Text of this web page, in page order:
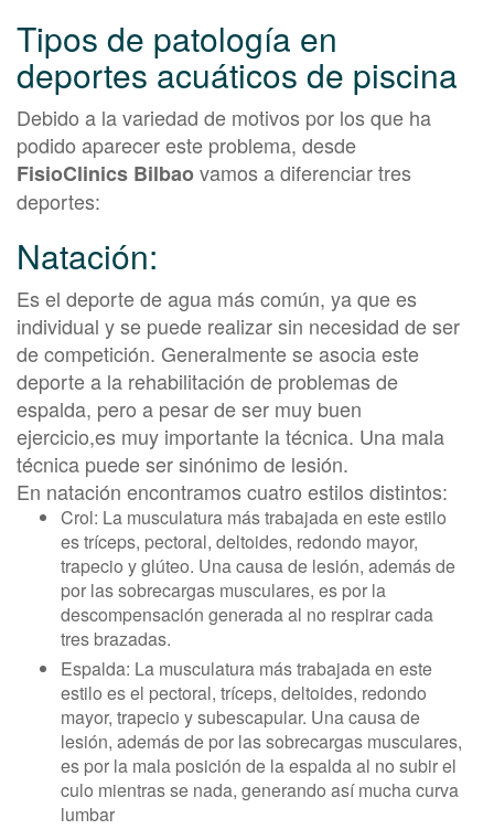
Tipos de patología en
deportes acuáticos de piscina
Debido a la variedad de motivos por los que ha
podido aparecer este problema, desde
FisioClinics Bilbaovamos a diferenciar tres
deportes:
Natación:
Es el deporte de agua más común, ya que es
individual y se puede realizar sin necesidad de ser
de competición. Generalmente se asocia este
deporte a la rehabilitación de problemas de
espalda, pero a pesar de ser muy buen
ejercicio,es muy importante la técnica. Una mala
técnica puede ser sinónimo de lesión.
En natación encontramos cuatro estilos distintos:
Crol: La musculatura más trabajada en este estilo
es tríceps, pectoral, deltoides, redondo mayor,
trapecio y glúteo. Una causa de lesión, además de
por las sobrecargas musculares, es por la
descompensación generada al no respirar cada
tres brazadas.
Espalda: La musculatura más trabajada en este
estilo es el pectoral, tríceps, deltoides, redondo
mayor, trapecio y subescapular. Una causa de
lesión, además de por las sobrecargas musculares,
es por la mala posición de la espalda al no subir el
culo mientras se nada, generando así mucha curva
lumbar